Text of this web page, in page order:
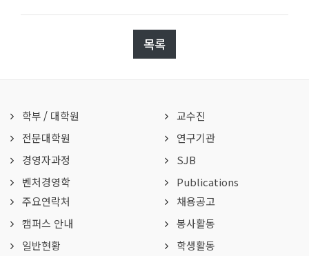
목록
학부 / 대학원
전문대학원
경영자과정
벤처경영학
교수진
연구기관
SJB
Publications
주요연락처
캠퍼스 안내
일반현황
채용공고
봉사활동
학생활동